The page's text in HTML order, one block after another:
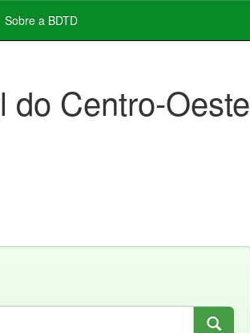
Sobre a BDTD
do Centro-Oeste